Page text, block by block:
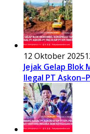
12 Oktober 2025
Jejak Gelap Blok
Ilegal PT